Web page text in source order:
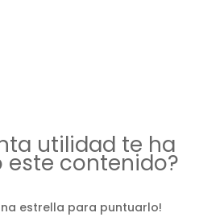
utilidad te ha
este contenido?
estrella para puntuarlo!